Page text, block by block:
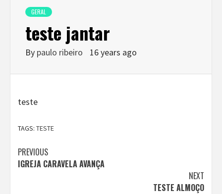
GERAL
teste jantar
By paulo ribeiro 16 years ago
teste
TAGS: TESTE
Continue
Reading
PREVIOUS
IGREJA CARAVELA AVANÇA
NEXT
TESTE ALMOÇO